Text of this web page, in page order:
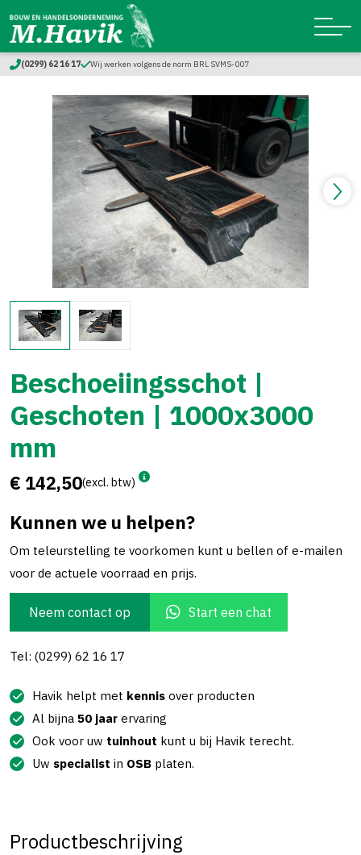
(0299) 62 16 17 Wij werken volgens de norm BRL SVMS-007
Beschoeiingsschot |
Geschoten | 1000x3000
mm
€ 142,50(excl. btw)
Kunnen we u helpen?
Om teleurstelling te voorkomen kunt u bellen of e-mailen
voor de actuele voorraad en prijs.
Neem contact op Start een chat
Tel: (0299) 62 16 17
Havik helpt met kennis over producten
Al bijna 50 jaar ervaring
Ook voor uw tuinhout kunt u bij Havik terecht.
Uw specialist in OSB platen.
Productbeschrijving